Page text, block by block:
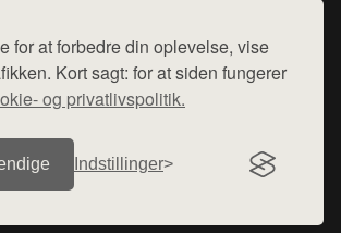
for at forbedre din oplevelse, vise
Kort sagt: for at siden fungerer
og privatlivspolitik.
Indstillinger
denne side - vi henviser til de shops,